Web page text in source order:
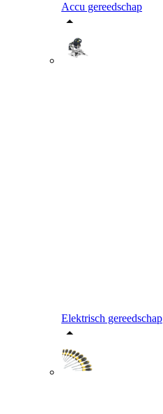
Accu gereedschap
Elektrisch gereedschap